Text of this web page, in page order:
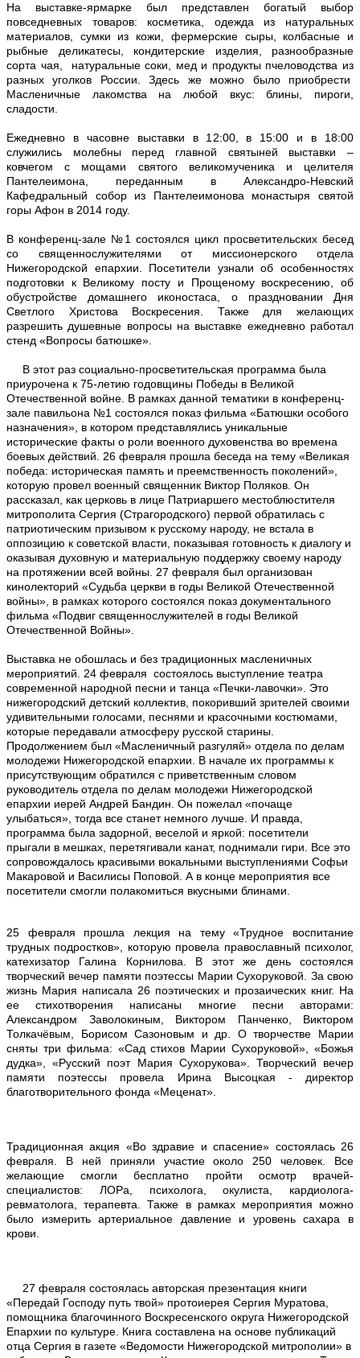
На выставке-ярмарке был представлен богатый выбор
повседневных товаров: косметика, одежда из натуральных
материалов, сумки из кожи, фермерские сыры, колбасные и
рыбные деликатесы, кондитерские изделия, разнообразные
сорта чая, натуральные соки, мед и продукты пчеловодства из
разных уголков России. Здесь же можно было приобрести
Масленичные лакомства на любой вкус: блины, пироги,
сладости.
Ежедневно в часовне выставки в 12:00, в 15:00 и в 18:00
служились молебны перед главной святыней выставки –
ковчегом с мощами святого великомученика и целителя
Пантелеимона, переданным в Александро-Невский
Кафедральный собор из Пантелеимонова монастыря святой
горы Афон в 2014 году.
В конференц-зале №1 состоялся цикл просветительских бесед
со священнослужителями от миссионерского отдела
Нижегородской епархии. Посетители узнали об особенностях
подготовки к Великому посту и Прощеному воскресению, об
обустройстве домашнего иконостаса, о праздновании Дня
Светлого Христова Воскресения. Также для желающих
разрешить душевные вопросы на выставке ежедневно работал
стенд «Вопросы батюшке».
LSAL3489.jpg
В этот раз социально-просветительская программа была
приурочена к 75-летию годовщины Победы в Великой
Отечественной войне. В рамках данной тематики в конференц-
зале павильона №1 состоялся показ фильма «Батюшки особого
назначения», в котором представлялись уникальные
исторические факты о роли военного духовенства во времена
боевых действий. 26 февраля прошла беседа на тему «Великая
победа: историческая память и преемственность поколений»,
которую провел военный священник Виктор Поляков. Он
рассказал, как церковь в лице Патриаршего местоблюстителя
митрополита Сергия (Страгородского) первой обратилась с
патриотическим призывом к русскому народу, не встала в
оппозицию к советской власти, показывая готовность к диалогу и
оказывая духовную и материальную поддержку своему народу
на протяжении всей войны. 27 февраля был организован
кинолекторий «Судьба церкви в годы Великой Отечественной
войны», в рамках которого состоялся показ документального
фильма «Подвиг священнослужителей в годы Великой
Отечественной Войны».
Выставка не обошлась и без традиционных масленичных
мероприятий. 24 февраля состоялось выступление театра
современной народной песни и танца «Печки-лавочки». Это
нижегородский детский коллектив, покоривший зрителей своими
удивительными голосами, песнями и красочными костюмами,
которые передавали атмосферу русской старины.
Продолжением был «Масленичный разгуляй» отдела по делам
молодежи Нижегородской епархии. В начале их программы к
присутствующим обратился с приветственным словом
руководитель отдела по делам молодежи Нижегородской
епархии иерей Андрей Бандин. Он пожелал «почаще
улыбаться», тогда все станет немного лучше. И правда,
программа была задорной, веселой и яркой: посетители
прыгали в мешках, перетягивали канат, поднимали гири. Все это
сопровождалось красивыми вокальными выступлениями Софьи
Макаровой и Василисы Поповой. А в конце мероприятия все
посетители смогли полакомиться вкусными блинами.
25 февраля прошла лекция на тему «Трудное воспитание
трудных подростков», которую провела православный психолог,
катехизатор Галина Корнилова. В этот же день состоялся
творческий вечер памяти поэтессы Марии Сухоруковой. За свою
жизнь Мария написала 26 поэтических и прозаических книг. На
ее стихотворения написаны многие песни авторами:
Александром Заволокиным, Виктором Панченко, Виктором
Толкачёвым, Борисом Сазоновым и др. О творчестве Марии
сняты три фильма: «Сад стихов Марии Сухоруковой», «Божья
дудка», «Русский поэт Мария Сухорукова». Творческий вечер
памяти поэтессы провела Ирина Высоцкая - директор
благотворительного фонда «Меценат».
Традиционная акция «Во здравие и спасение» состоялась 26
февраля. В ней приняли участие около 250 человек. Все
желающие смогли бесплатно пройти осмотр врачей-
специалистов: ЛОРа, психолога, окулиста, кардиолога-
ревматолога, терапевта. Также в рамках мероприятия можно
было измерить артериальное давление и уровень сахара в
крови.
IMG_0398.jpg
27 февраля состоялась авторская презентация книги
«Передай Господу путь твой» протоиерея Сергия Муратова,
помощника благочинного Воскресенского округа Нижегородской
Епархии по культуре. Книга составлена на основе публикаций
отца Сергия в газете «Ведомости Нижегородской митрополии» в